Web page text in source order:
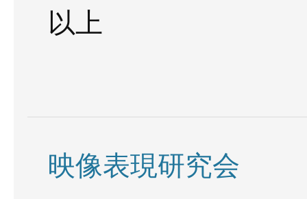
以上
映像表現研究会